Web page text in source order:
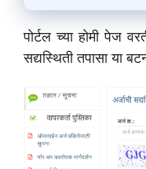
पोर्टल च्या होमी पेज
सद्यस्थिती तपासा या